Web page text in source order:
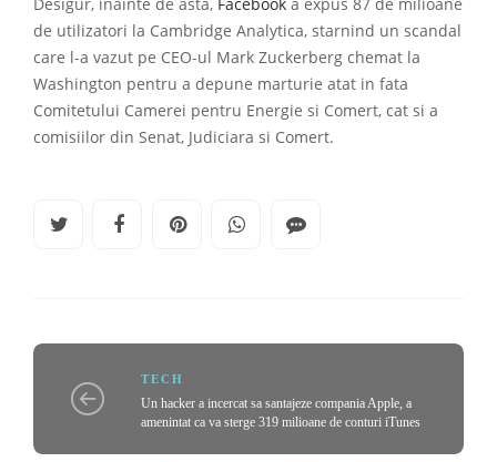
Desigur, inainte de asta, Facebook a expus 87 de milioane
de utilizatori la Cambridge Analytica, starnind un scandal
care l-a vazut pe CEO-ul Mark Zuckerberg chemat la
Washington pentru a depune marturie atat in ​​fata
Comitetului Camerei pentru Energie si Comert, cat si a
comisiilor din Senat, Judiciara si Comert.
TECH
Un hacker a incercat sa santajeze compania Apple, a
amenintat ca va sterge 319 milioane de conturi iTunes